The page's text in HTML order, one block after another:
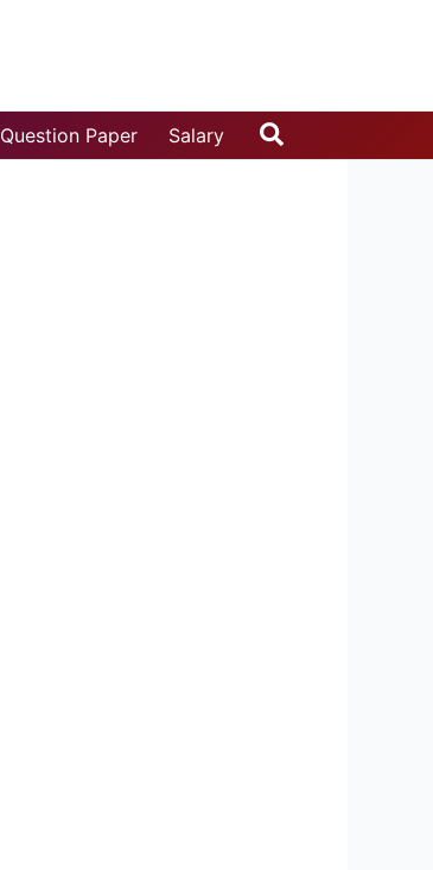
Question Paper Salary Search